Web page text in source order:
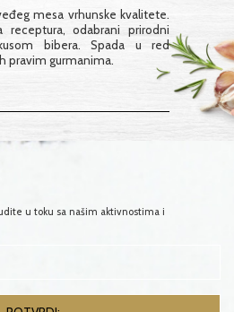
mesa vrhunske kvalitete.
receptura, odabrani prirodni
bibera. Spada u red
pravim gurmanima.
u toku sa našim aktivnostima i